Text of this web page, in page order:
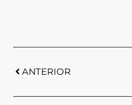
ANTERIOR